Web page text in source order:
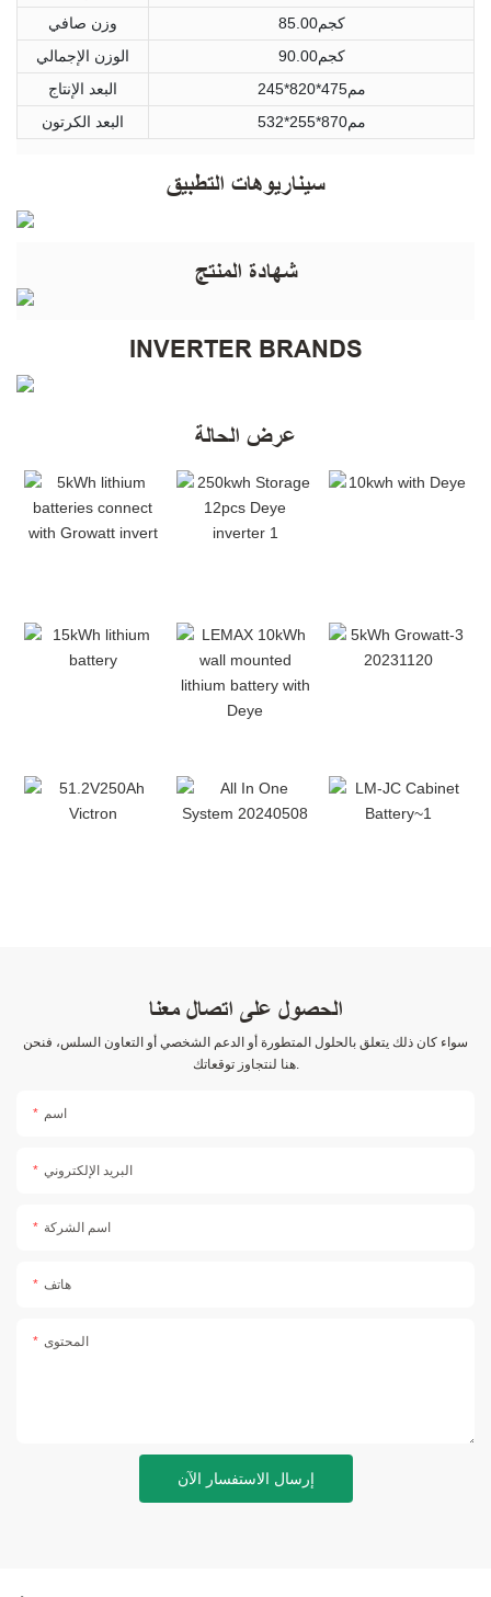
وزن صافي
كجم85.00
الوزن الإجمالي
كجم90.00
البعد الإنتاج
مم475*820*245
البعد الكرتون
مم870*255*532
سيناريوهات التطبيق
شهادة المنتج
INVERTER BRANDS
عرض الحالة
الحصول على اتصال معنا
سواء كان ذلك يتعلق بالحلول المتطورة أو الدعم الشخصي أو التعاون السلس، فنحن
هنا لنتجاوز توقعاتك.
اسم
البريد الإلكتروني
اسم الشركة
هاتف
المحتوى
إرسال الاستفسار الآن